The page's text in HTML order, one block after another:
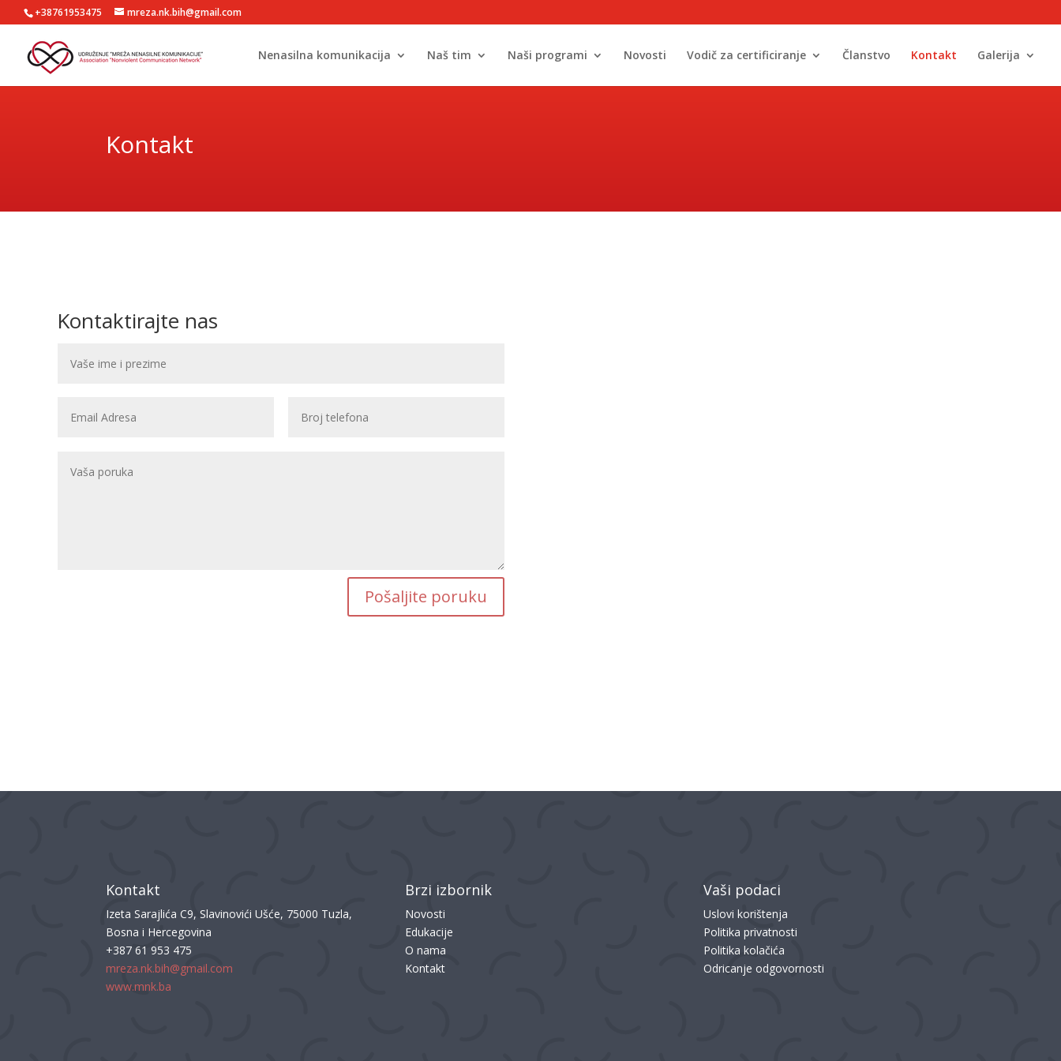
+38761953475 mreza.nk.bih@gmail.com
Nenasilna komunikacija Naš tim Naši programi Novosti Vodič za certificiranje Članstvo Kontakt Galerija
Kontakt
Kontaktirajte nas
Pošaljite poruku
Kontakt
Izeta Sarajlića C9, Slavinovići Ušće, 75000 Tuzla,
Bosna i Hercegovina
+387 61 953 475
mreza.nk.bih@gmail.com
www.mnk.ba
Brzi izbornik
Novosti
Edukacije
O nama
Kontakt
Vaši podaci
Uslovi korištenja
Politika privatnosti
Politika kolačića
Odricanje odgovornosti